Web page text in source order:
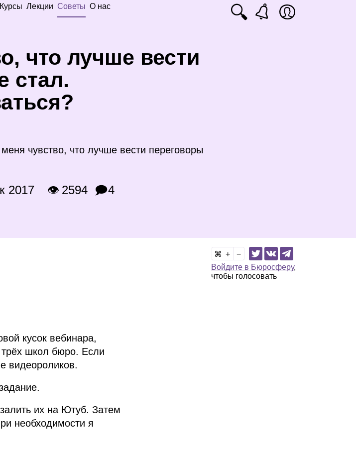
Курсы Лекции Советы О нас 🔍
что лучше вести
стал.
чувство, что лучше вести переговоры
2017 👁 2594 🗩4
Войдите в Бюросферу,
чтобы голосовать
кусок вебинара,
трёх школ бюро. Если
видеороликов.
их на Ютуб. Затем
необходимости я